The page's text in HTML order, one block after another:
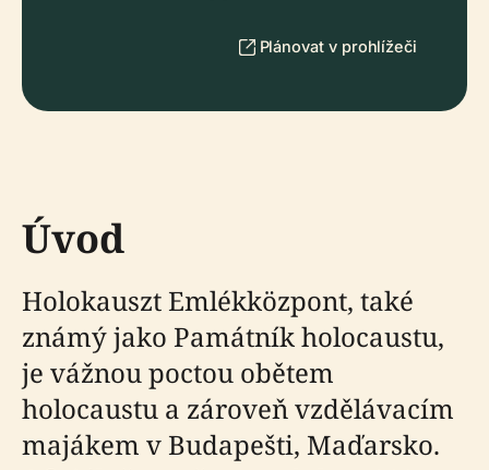
Plánovat v prohlížeči
Úvod
Holokauszt Emlékközpont, také
známý jako Památník holocaustu,
je vážnou poctou obětem
holocaustu a zároveň vzdělávacím
majákem v Budapešti, Maďarsko.